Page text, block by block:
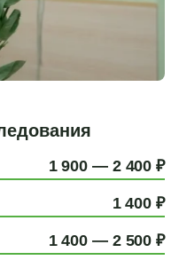
1 900 — 2 400 ₽
1 400 ₽
1 400 — 2 500 ₽